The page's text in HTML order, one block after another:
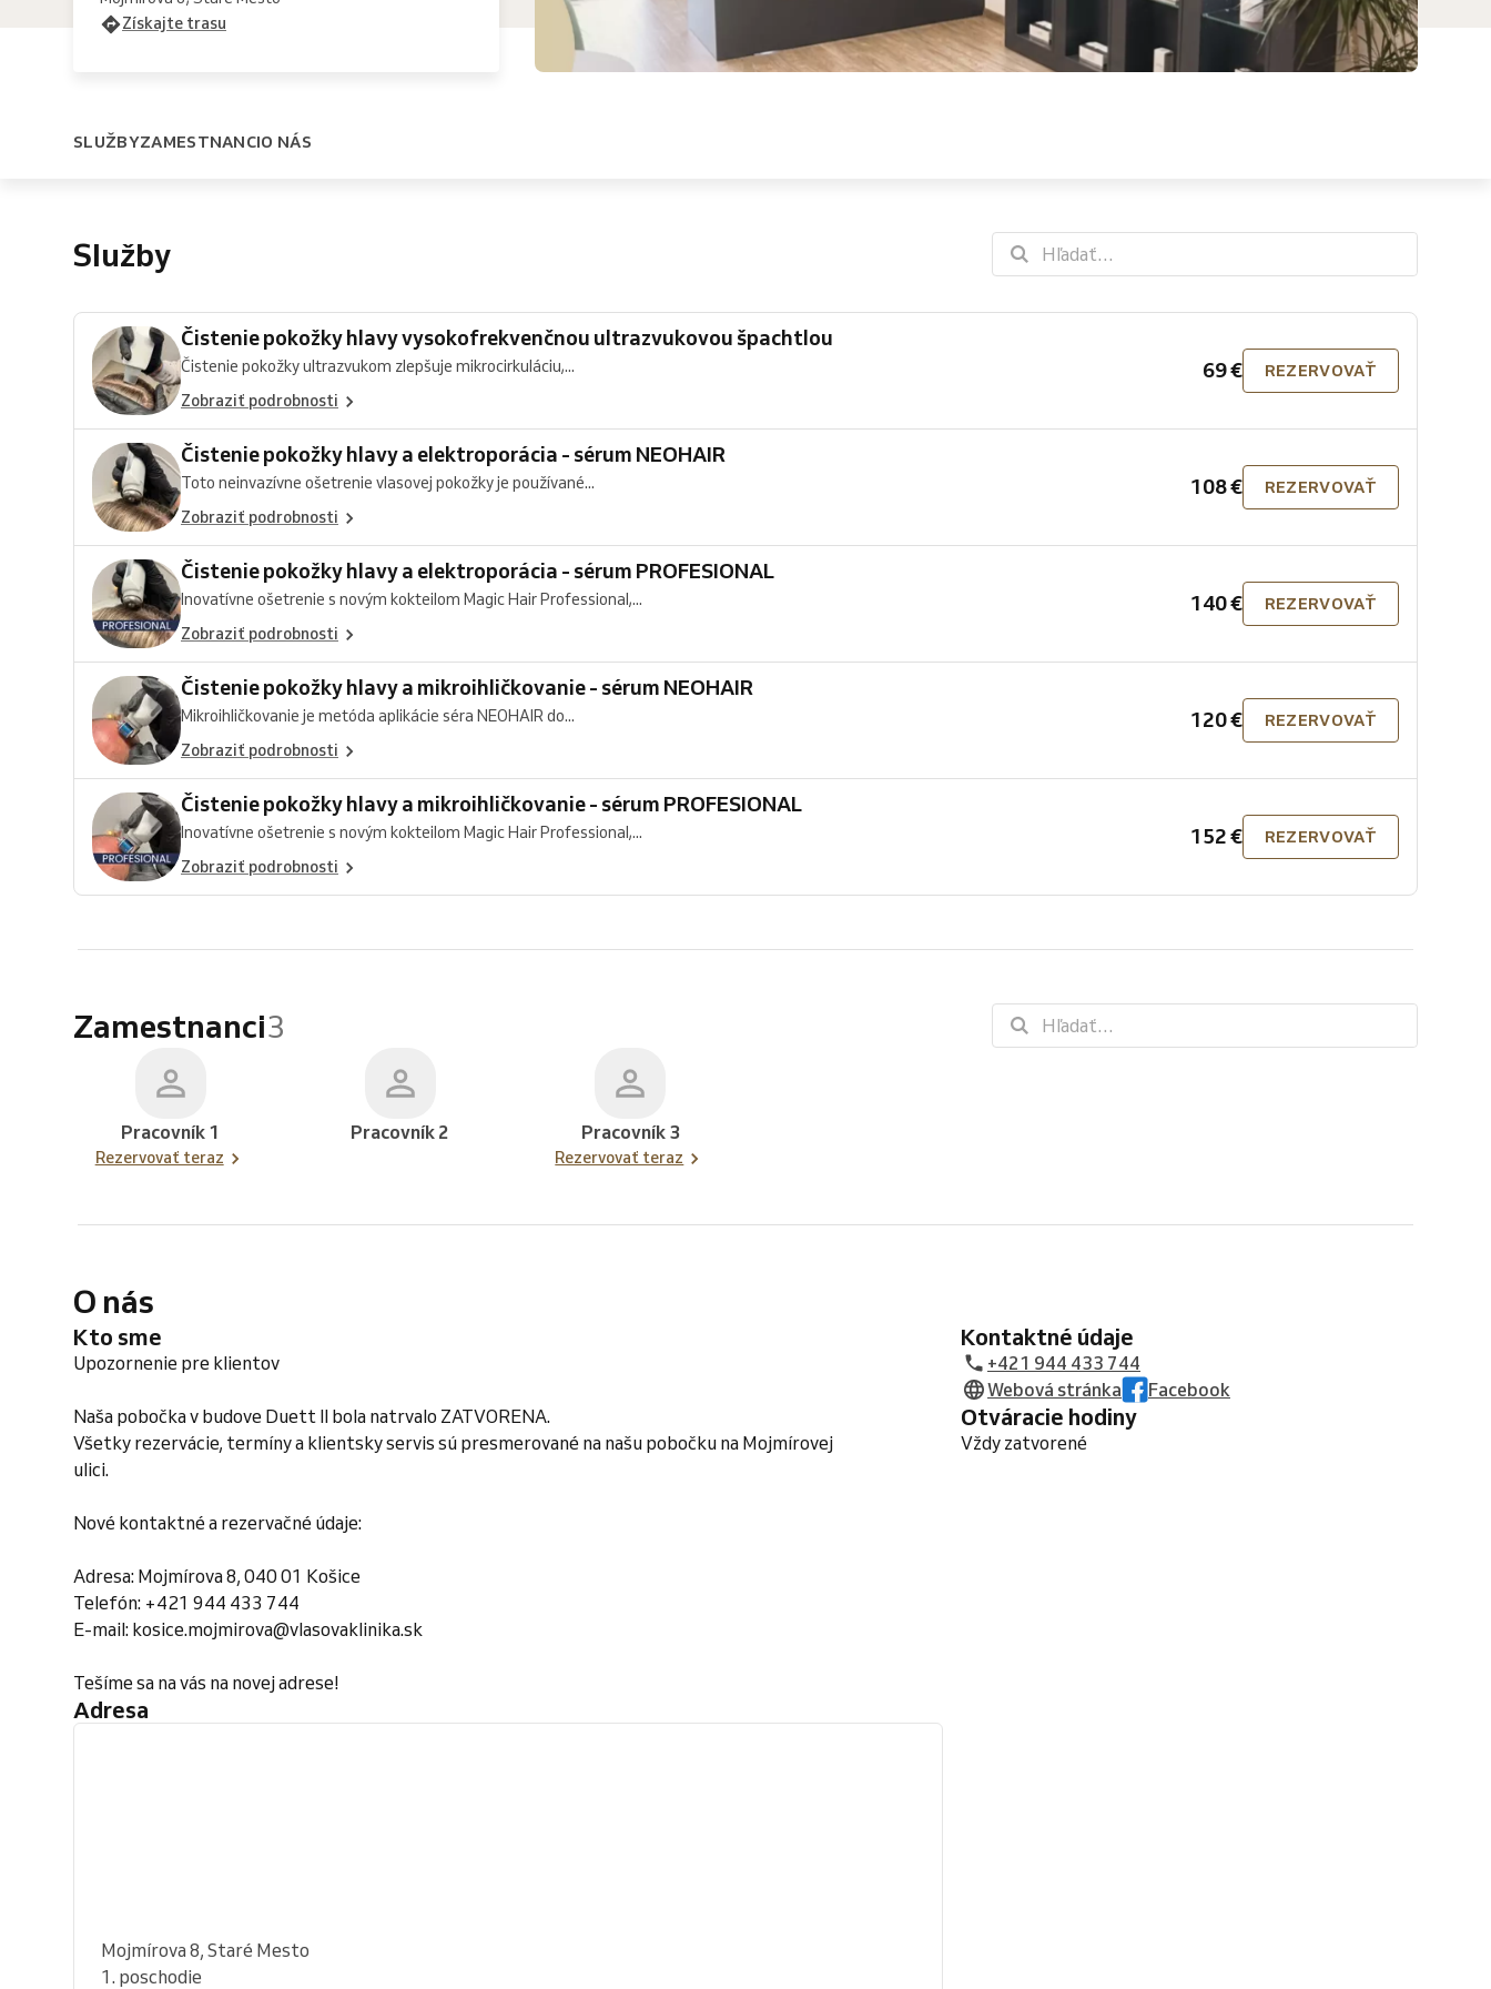
Získajte trasu
SLUŽBYZAMESTNANCIO NÁS
Služby
Čistenie pokožky hlavy vysokofrekvenčnou ultrazvukovou špachtlou
Čistenie pokožky ultrazvukom zlepšuje mikrocirkuláciu,...
Zobraziť podrobnosti
69 € REZERVOVAŤ
Čistenie pokožky hlavy a elektroporácia - sérum NEOHAIR
Toto neinvazívne ošetrenie vlasovej pokožky je používané...
Zobraziť podrobnosti
108 € REZERVOVAŤ
Čistenie pokožky hlavy a elektroporácia - sérum PROFESIONAL
Inovatívne ošetrenie s novým kokteilom Magic Hair Professional,...
Zobraziť podrobnosti
140 € REZERVOVAŤ
Čistenie pokožky hlavy a mikroihličkovanie - sérum NEOHAIR
Mikroihličkovanie je metóda aplikácie séra NEOHAIR do...
Zobraziť podrobnosti
120 € REZERVOVAŤ
Čistenie pokožky hlavy a mikroihličkovanie - sérum PROFESIONAL
Inovatívne ošetrenie s novým kokteilom Magic Hair Professional,...
Zobraziť podrobnosti
152 € REZERVOVAŤ
Zamestnanci3
Pracovník 1
Rezervovať teraz
Pracovník 2 Pracovník 3
Rezervovať teraz
O nás
Kto sme
Upozornenie pre klientov
Naša pobočka v budove Duett II bola natrvalo ZATVORENA.
Všetky rezervácie, termíny a klientsky servis sú presmerované na našu pobočku na Mojmírovej
ulici.
Nové kontaktné a rezervačné údaje:
Adresa: Mojmírova 8, 040 01 Košice
Telefón: +421 944 433 744
E-mail: kosice.mojmirova@vlasovaklinika.sk
Tešíme sa na vás na novej adrese!
Adresa
Mojmírova 8, Staré Mesto
1. poschodie
Kontaktné údaje
+421 944 433 744
Webová stránka
Facebook
Otváracie hodiny
Vždy zatvorené